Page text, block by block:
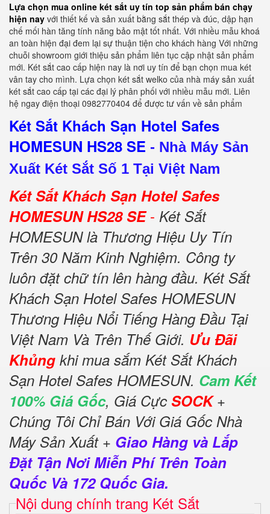
Lựa chọn mua online két sắt uy tín top sản phẩm bán chạy
hiện nay với thiết kế và sản xuất bằng sắt thép và đúc, dập hạn
chế mối hàn tăng tính năng bảo mật tốt nhất. Với nhiều mẫu khoá
an toàn hiện đại đem lại sự thuận tiện cho khách hàng Với những
chuỗi showroom giới thiệu sản phẩm liên tục cập nhật sản phẩm
mới. Két sắt cao cấp hiện nay là nơi uy tín để bạn chọn mua két
vân tay cho mình. Lựa chọn két sắt welko của nhà máy sản xuất
két sắt cao cấp tại các đại lý phân phối với nhiều mẫu mới. Liên
hệ ngay điện thoại 0982770404 để được tư vấn về sản phẩm
Két Sắt Khách Sạn Hotel Safes
HOMESUN HS28 SE - Nhà Máy Sản
Xuất Két Sắt Số 1 Tại Việt Nam
Két Sắt Khách Sạn Hotel Safes
HOMESUN HS28 SE- Két Sắt
HOMESUN là Thương Hiệu Uy Tín
Trên 30 Năm Kinh Nghiệm. Công ty
luôn đặt chữ tín lên hàng đầu. Két Sắt
Khách Sạn Hotel Safes HOMESUN
Thương Hiệu Nổi Tiếng Hàng Đầu Tại
Việt Nam Và Trên Thế Giới. Ưu Đãi
Khủng khi mua sắm Két Sắt Khách
Sạn Hotel Safes HOMESUN. Cam Kết
100% Giá Gốc, Giá Cực SOCK+
Chúng Tôi Chỉ Bán Với Giá Gốc Nhà
Máy Sản Xuất + Giao Hàng và Lắp
Đặt Tận Nơi Miễn Phí Trên Toàn
Quốc Và 172 Quốc Gia.
Nội dung chính trang Két Sắt